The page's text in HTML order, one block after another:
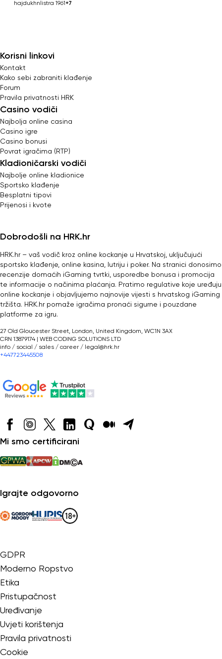
hajdukhnlistra 1961+7
Korisni linkovi
Kontakt
Kako sebi zabraniti klađenje
Forum
Pravila privatnosti HRK
Casino vodiči
Najbolja online casina
Casino igre
Casino bonusi
Povrat igračima (RTP)
Kladioničarski vodiči
Najbolje online kladionice
Sportsko klađenje
Besplatni tipovi
Prijenosi i kvote
Dobrodošli na HRK.hr
HRK.hr – vaš vodič kroz online kockanje u Hrvatskoj, uključujući
sportsko klađenje, online kasina, lutriju i poker. Na stranici donosimo
recenzije domaćih iGaming tvrtki, usporedbe bonusa i promocija
te informacije o načinima plaćanja. Pratimo regulative koje uređuju
online kockanje i objavljujemo najnovije vijesti s hrvatskog iGaming
tržišta. HRK.hr pomaže igračima pronaći sigurne i pouzdane
platforme za igru.
27 Old Gloucester Street, London, United Kingdom, WC1N 3AX
CRN 13879174 | WEB CODING SOLUTIONS LTD
info / social / sales / career / legal@hrk.hr
+447723445508
Mi smo certificirani
Igrajte odgovorno
GDPR
Moderno Ropstvo
Etika
Pristupačnost
Uređivanje
Uvjeti korištenja
Pravila privatnosti
Cookie